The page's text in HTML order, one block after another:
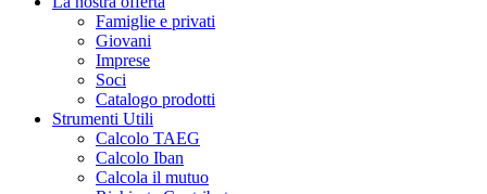
Famiglie e privati
Giovani
Imprese
Soci
Catalogo prodotti
Strumenti Utili
Calcolo TAEG
Calcolo Iban
Calcola il mutuo